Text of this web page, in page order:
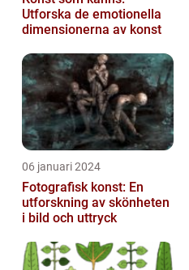
Utforska de emotionella
dimensionerna av konst
06 januari 2024
Fotografisk konst: En
utforskning av skönheten
i bild och uttryck